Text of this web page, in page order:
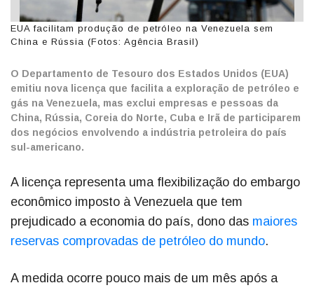
EUA facilitam produção de petróleo na Venezuela sem
China e Rússia (Fotos: Agência Brasil)
O Departamento de Tesouro dos Estados Unidos (EUA)
emitiu nova licença que facilita a exploração de petróleo e
gás na Venezuela, mas exclui empresas e pessoas da
China, Rússia, Coreia do Norte, Cuba e Irã de participarem
dos negócios envolvendo a indústria petroleira do país
sul-americano.
A licença representa uma flexibilização do embargo
econômico imposto à Venezuela que tem
prejudicado a economia do país, dono das maiores
reservas comprovadas de petróleo do mundo.
A medida ocorre pouco mais de um mês após a